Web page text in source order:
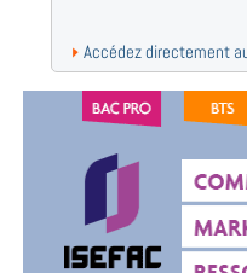
Accédez directement